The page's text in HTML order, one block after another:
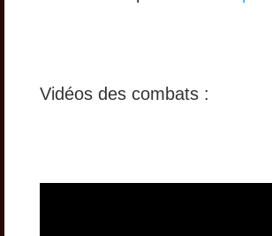
Vidéos des combats :